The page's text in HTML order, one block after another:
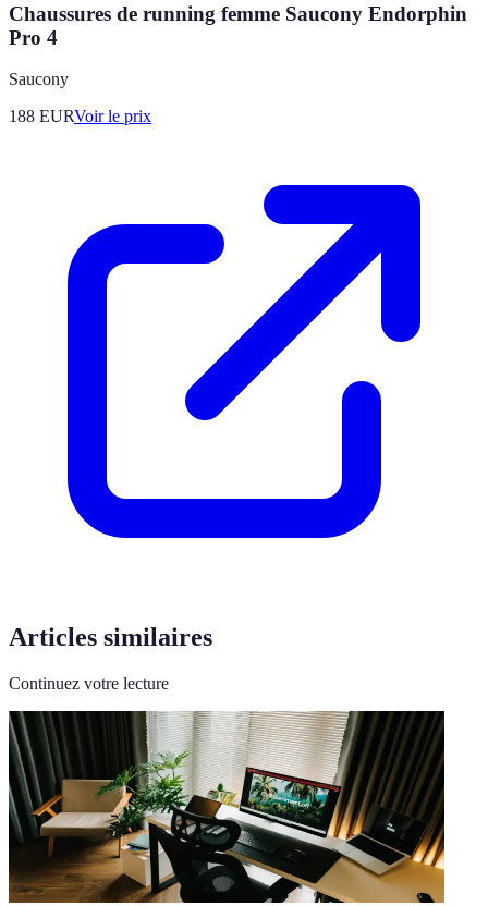
Chaussures de running femme Saucony Endorphin
Pro 4
Saucony
188 EURVoir le prix
Articles similaires
Continuez votre lecture